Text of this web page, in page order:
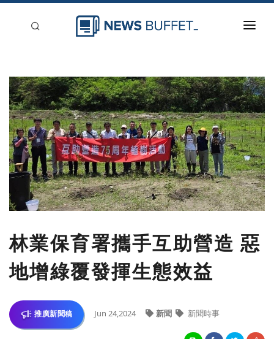
新聞稿分類
登入
刊登
林業保育署攜手互助營造 惡
地增綠覆發揮生態效益
推廣新聞稿 Jun 24,2024 新聞 新聞時事